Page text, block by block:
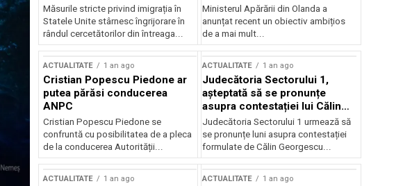
Măsurile stricte privind imigrația în
Statele Unite stârnesc îngrijorare în
rândul cercetătorilor din întreaga...
Ministerul Apărării din Olanda a
anunțat recent un obiectiv ambițios
de a mai mult...
ACTUALITATE 1 an ago
Cristian Popescu Piedone ar
putea părăsi conducerea
ANPC
Cristian Popescu Piedone se
confruntă cu posibilitatea de a pleca
de la conducerea Autorității...
ACTUALITATE 1 an ago
Judecătoria Sectorului 1,
așteptată să se pronunțe
asupra contestației lui Călin
Georgescu privind controlul
judiciar
Judecătoria Sectorului 1 urmează să
se pronunțe luni asupra contestației
formulate de Călin Georgescu...
ACTUALITATE 1 an ago ACTUALITATE 1 an ago